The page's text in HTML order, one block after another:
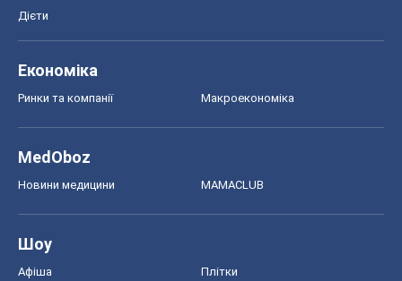
Дієти
Економіка
Ринки та компанії Макроекономіка
MedOboz
Новини медицини MAMACLUB
Шоу
Афіша Плітки